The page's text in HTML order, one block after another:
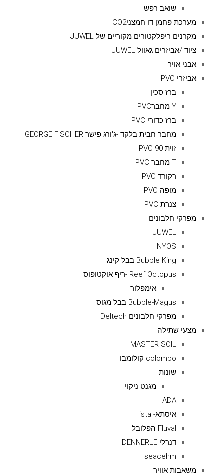
שואב רפש
מערכת פחמן דו חמצניCO2
מקרנים ריפלקטורים מקוריים של JUWEL
ציוד /אביזרים גאוול JUWEL
אבני אויר
אביזרי PVC
ברז סכין
Y מחברPVC
ברז כדורי PVC
מחבר חבית בלקד -ג'ורג פישר GEORGE FISCHER
זוית 90 PVC
T מחבר PVC
רקורד PVC
מופה PVC
צנרת PVC
מפרקי חלבונים
JUWEL
NYOS
Bubble King בבל קינג
Reef Octopus -ריף אוקטופוס
אימפלור
Bubble-Magus בבל מגוס
מפרקי חלבונים Deltech
מצעי שתילה
MASTER SOIL
colombo קולומבו
שונות
מגנט ניקוי
ADA
איסתא- ista
Fluval הפלובל
דנרלי DENNERLE
seacehm
משאבות אוויר